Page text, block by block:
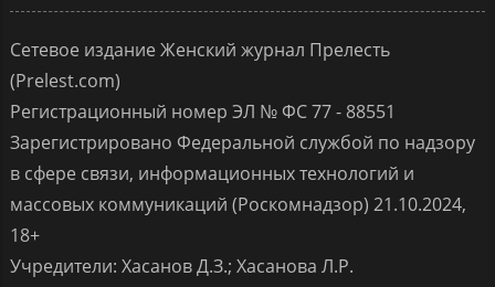
Сетевое издание Женский журнал Прелесть
(Prelest.com)
Регистрационный номер ЭЛ № ФС 77 - 88551
Зарегистрировано Федеральной службой по надзору
в сфере связи, информационных технологий и
массовых коммуникаций (Роскомнадзор) 21.10.2024,
18+
Учредители: Хасанов Д.З.; Хасанова Л.Р.